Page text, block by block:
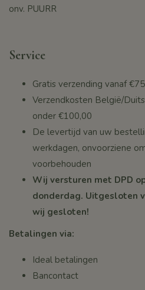
onv. PUURR
Service
Gratis verzending vanaf
Verzendkosten België/
onder €100,00
De levertijd van uw
werkdagen, onvoorziene
voorbehouden
Wij versturen met DPD
donderdag. Uitgesloten
wij gesloten!
Betalingen via:
Ideal betalingen
Bancontact